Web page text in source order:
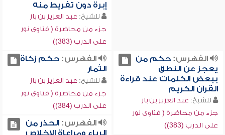
إبرة دون تفريط منه
للشيخ: عبد العزيز بن باز
جزء من محاضرة ( فتاوى نور
على الدرب (383))
الفهرس:حكم من
يعجز عن النطق
ببعض الكلمات عند قراءة
القرآن الكريم
للشيخ: عبد العزيز بن باز
جزء من محاضرة ( فتاوى نور
على الدرب (383))
الفهرس:حكم زكاة
الثمار
للشيخ: عبد العزيز بن باز
جزء من محاضرة ( فتاوى نور
على الدرب (384))
الفهرس:الحذر من
الرياء ومراعاة الإخلاص